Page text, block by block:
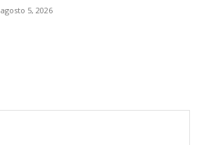
agosto 5, 2026